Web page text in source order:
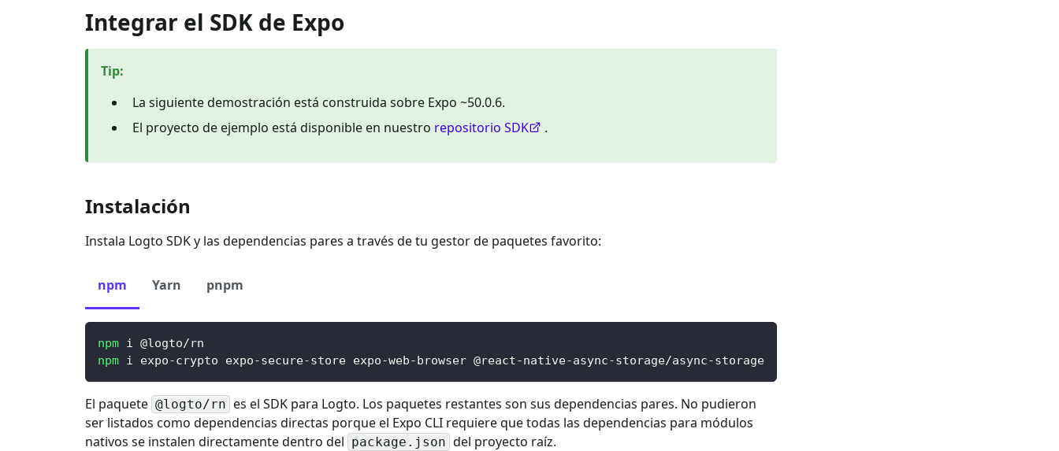
Integrar el SDK de Expo
Tip:
La siguiente demostración está construida sobre Expo ~50.0.6.
El proyecto de ejemplo está disponible en nuestro repositorio SDK .
Instalación
Instala Logto SDK y las dependencias pares a través de tu gestor de paquetes favorito:
npm Yarn pnpm
npm i @logto/rn
npm i expo-crypto expo-secure-store expo-web-browser @react-native-async-storage/async-storage
El paquete @logto/rn es el SDK para Logto. Los paquetes restantes son sus dependencias pares. No pudieron
ser listados como dependencias directas porque el Expo CLI requiere que todas las dependencias para módulos
nativos se instalen directamente dentro del package.json del proyecto raíz.